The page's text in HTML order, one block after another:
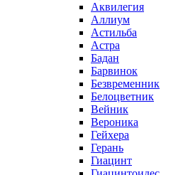
Аквилегия
Аллиум
Астильба
Астра
Бадан
Барвинок
Безвременник
Белоцветник
Вейник
Вероника
Гейхера
Герань
Гиацинт